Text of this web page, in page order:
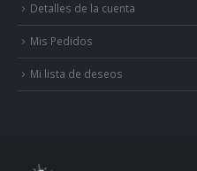
Detalles de la cuenta
Mis Pedidos
Mi lista de deseos